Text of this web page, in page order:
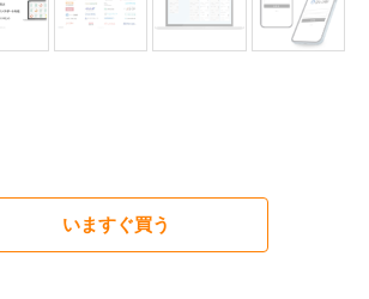
いますぐ買う